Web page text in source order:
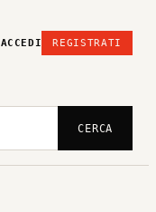
ACCEDI REGISTRATI
CERCA